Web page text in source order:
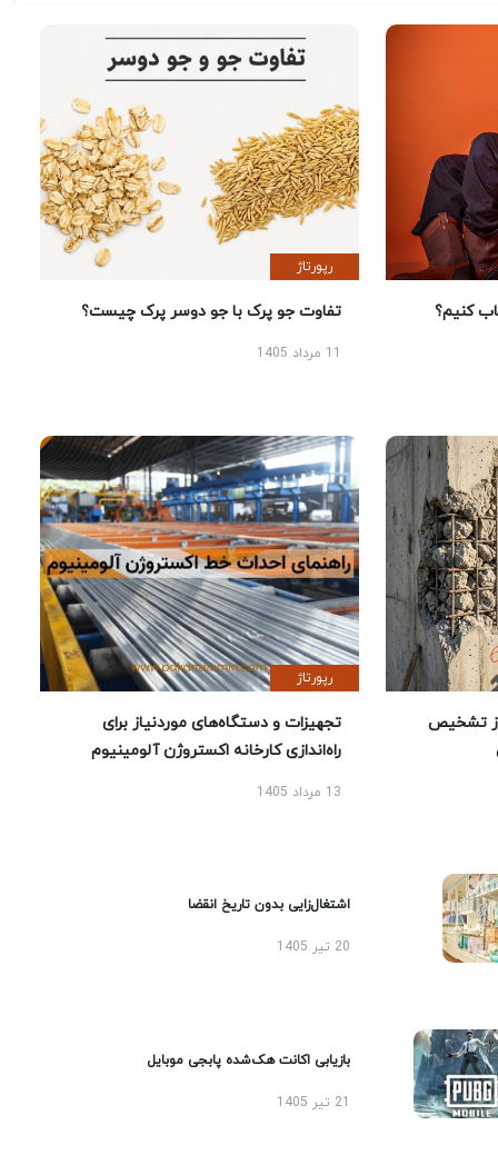
کنیم؟
رپورتاژ
تفاوت جو پرک با جو دوسر پرک چیست؟
تشخیص
رپورتاژ
تجهیزات و دستگاه‌های موردنیاز برای
راه‌اندازی کارخانه اکستروژن آلومینیوم
13 مرداد 1405
اشتغال‌زایی بدون تاریخ انقضا
20 تیر 1405
بازیابی اکانت هک‌شده پابجی موبایل